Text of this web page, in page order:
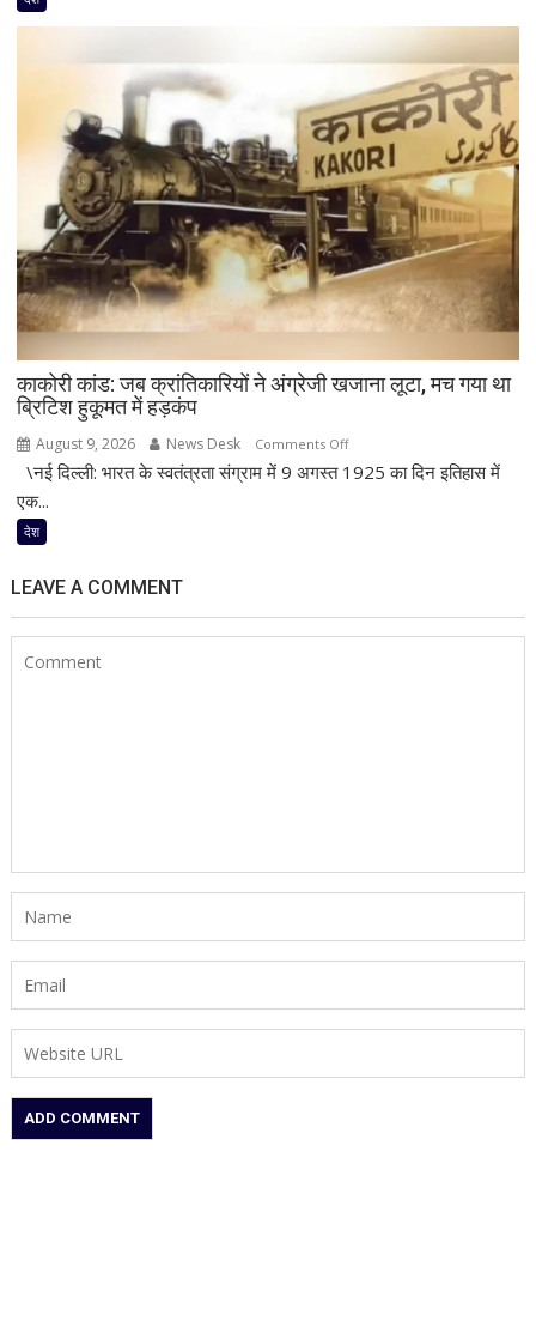
टला,
ट्रेन
के
इंजन
में
शॉर्ट
सर्किट
से
उठा
धुआं;
डेढ़
घंटे
रुकी
काकोरी कांड: जब क्रांतिकारियों ने अंग्रेजी खजाना लूटा, मच गया था
ब्रिटिश हुकूमत में हड़कंप
August 9, 2026 News Desk Comments Offon
काकोरी
\नई दिल्ली: भारत के स्वतंत्रता संग्राम में 9 अगस्त 1925 का दिन इतिहास में
एक...
देश
LEAVE A COMMENT